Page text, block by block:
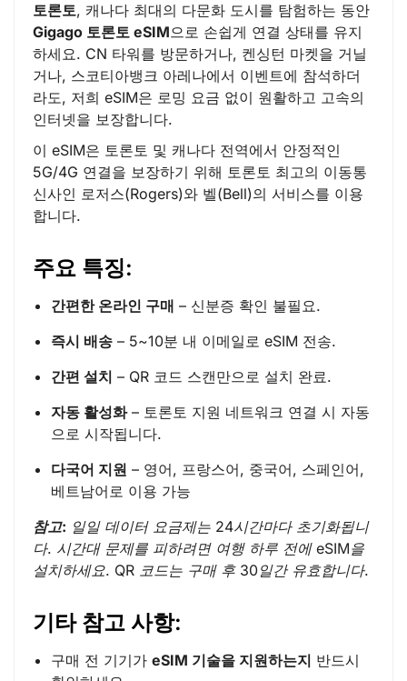
토론토, 캐나다 최대의 다문화 도시를 탐험하는 동안
Gigago 토론토 eSIM으로 손쉽게 연결 상태를 유지
하세요. CN 타워를 방문하거나, 켄싱턴 마켓을 거닐
거나, 스코티아뱅크 아레나에서 이벤트에 참석하더
라도, 저희 eSIM은 로밍 요금 없이 원활하고 고속의
인터넷을 보장합니다.
이 eSIM은 토론토 및 캐나다 전역에서 안정적인
5G/4G 연결을 보장하기 위해 토론토 최고의 이동통
신사인 로저스(Rogers)와 벨(Bell)의 서비스를 이용
합니다.
주요 특징:
간편한 온라인 구매 – 신분증 확인 불필요.
즉시 배송 – 5~10분 내 이메일로 eSIM 전송.
간편 설치 – QR 코드 스캔만으로 설치 완료.
자동 활성화– 토론토 지원 네트워크 연결 시 자동
으로 시작됩니다.
다국어 지원 – 영어, 프랑스어, 중국어, 스페인어,
베트남어로 이용 가능
참고: 일일 데이터 요금제는 24시간마다 초기화됩니
다. 시간대 문제를 피하려면 여행 하루 전에 eSIM을
설치하세요. QR 코드는 구매 후 30일간 유효합니다.
기타 참고 사항:
구매 전 기기가 eSIM 기술을 지원하는지 반드시